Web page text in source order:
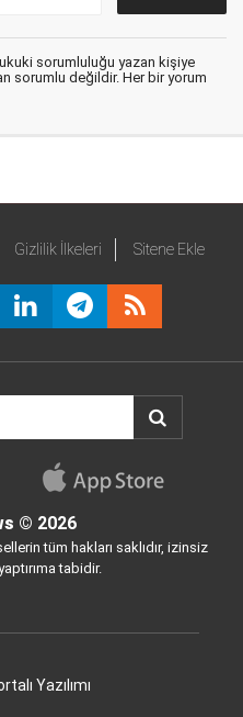
sorumluluğu yazan kişiye
sorumlu değildir. Her bir yorum
Gizlilik İlkeleri Sitene Ekle
© 2026
tüm hakları saklıdır, izinsiz
tabidir.
Yazılımı